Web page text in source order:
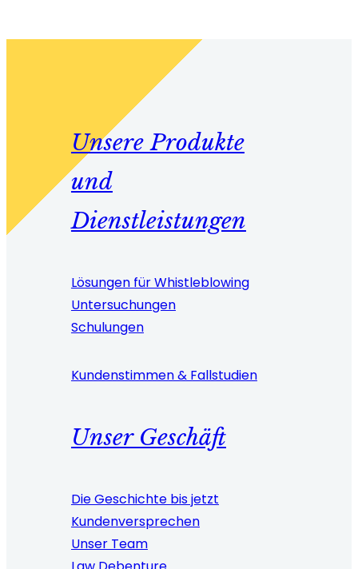
Unsere Produkte
und
Dienstleistungen
Lösungen für Whistleblowing
Untersuchungen
Schulungen
Kundenstimmen & Fallstudien
Unser Geschäft
Die Geschichte bis jetzt
Kundenversprechen
Unser Team